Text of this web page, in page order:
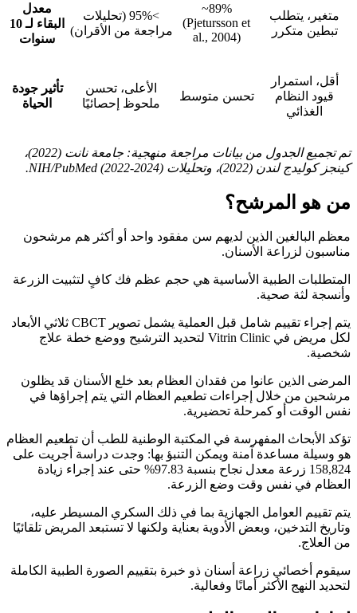
معدل
البقاء لـ 10
سنوات
>95% (تحليلات
مراجعة من الأقران)
~89%
(Pjetursson et
al., 2004)
متغير، يتطلب
تبطين متكرر
تأثير جودة
الحياة
الأعلى، تحسن
ملحوظ إحصائيًا
تحسن متوسط
أقل، استمرار
قيود النظام
الغذائي
تم تجميع الجدول من بيانات مراجعة منهجية: جامعة نانت (2022)،
كينجز كوليدج لندن (2022)، وتحليلات NIH/PubMed (2022-2024).
من هو المرشح؟
معظم البالغين الذين لديهم سن مفقود واحد أو أكثر هم مرشحون
مناسبون لزراعة الأسنان.
المتطلبات الطبية الأساسية هي حجم عظم فك كافٍ لتثبيت الزرعة
وأنسجة لثة صحية.
يتم إجراء تقييم شامل قبل العملية يشمل تصوير CBCT ثلاثي الأبعاد
لكل مريض في Vitrin Clinic لتحديد الترشيح ووضع خطة علاج
شخصية.
المرضى الذين عانوا من فقدان العظام بعد خلع الأسنان قد يظلون
مرشحين من خلال إجراءات تطعيم العظام التي يتم إجراؤها في
نفس الوقت أو كمرحلة تحضيرية.
تؤكد الأبحاث المفهرسة في المكتبة الوطنية للطب أن تطعيم العظام
هو وسيلة مساعدة آمنة ويمكن التنبؤ بها: وجدت دراسة أجريت على
158,824 زرعة معدل نجاح بنسبة 97.83% حتى عند إجراء زيادة
العظام في نفس وقت وضع الزرعة.
يتم تقييم العوامل الجهازية بما في ذلك السكري المسيطر عليه،
وتاريخ التدخين، وبعض الأدوية بعناية ولكنها لا تستبعد المريض تلقائيًا
من العلاج.
سيقوم أخصائي زراعة أسنان ذو خبرة بتقييم الصورة الطبية الكاملة
لتحديد النهج الأكثر أمانًا وفعالية.